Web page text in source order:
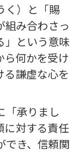
く）と「賜
組み合わさっ
」という意味
ら何かを受け
る謙虚な心を
「承りまし
に対する責任
でき、信頼関